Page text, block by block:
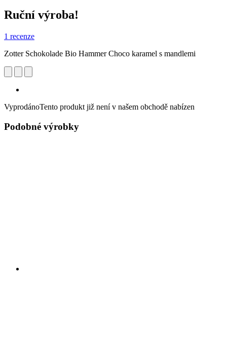
Ruční výroba!
1 recenze
Zotter Schokolade Bio Hammer Choco karamel s mandlemi
VyprodánoTento produkt již není v našem obchodě nabízen
Podobné výrobky